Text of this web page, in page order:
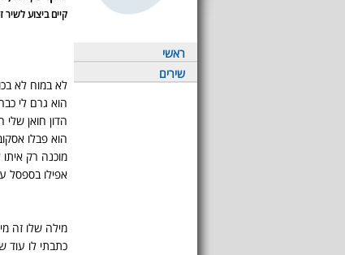
ראשי
שירים
קיים ביצוע לשיר
לא במוח לא
הוא גרם לי
הדון חואן שלי
הוא פבלו
מוכנה רק איתו
אפילו בספסל
מילה שלו זה
כתבתי לו עוד